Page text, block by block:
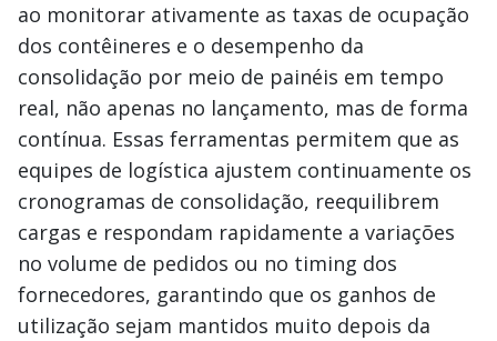
ao monitorar ativamente as taxas de ocupação
dos contêineres e o desempenho da
consolidação por meio de painéis em tempo
real, não apenas no lançamento, mas de forma
contínua. Essas ferramentas permitem que as
equipes de logística ajustem continuamente os
cronogramas de consolidação, reequilibrem
cargas e respondam rapidamente a variações
no volume de pedidos ou no timing dos
fornecedores, garantindo que os ganhos de
utilização sejam mantidos muito depois da